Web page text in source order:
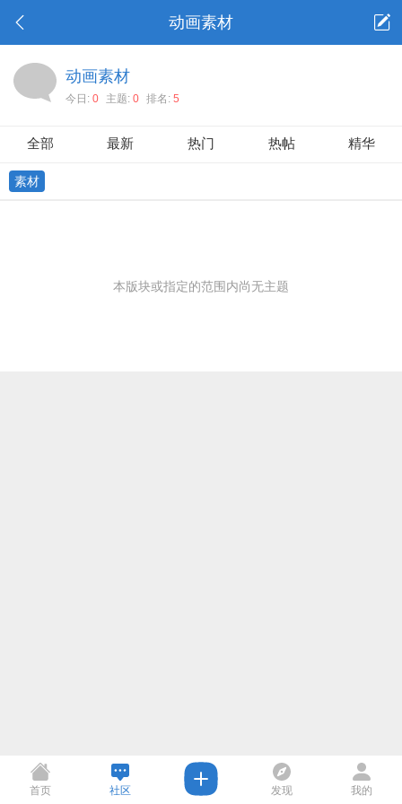
动画素材
动画素材
今日: 0 主题: 0 排名: 5
全部 最新 热门 热帖 精华
素材
本版块或指定的范围内尚无主题
首页 社区 发现 我的